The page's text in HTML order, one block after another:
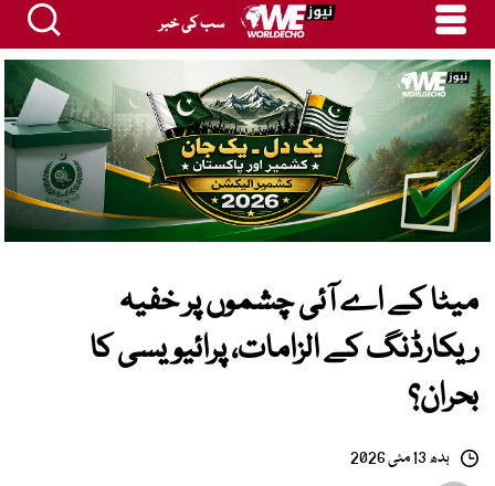
سب کی خبر
میٹا کے اے آئی چشموں پر خفیہ
ریکارڈنگ کے الزامات، پرائیویسی کا
بحران؟
بدھ 13 مئی 2026